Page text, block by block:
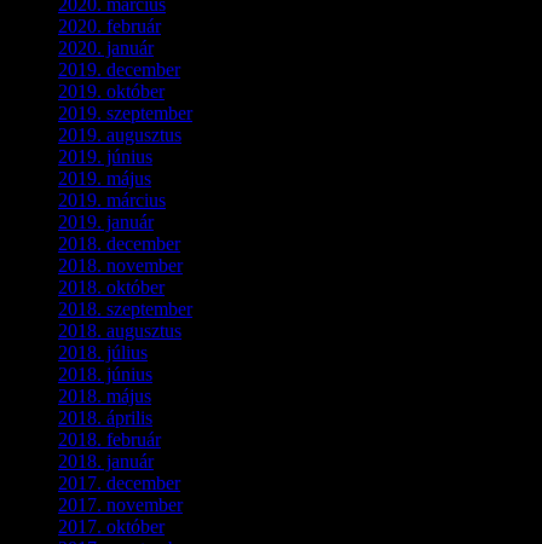
2020. február(6)
2020. január(1)
2019. december(4)
2019. október(3)
2019. szeptember(2)
2019. augusztus
2019. június
2019. május
2019. március
2019. január(1)
2018. december(3)
2018. november(1)
2018. október(1)
2018. szeptember(1)
2018. augusztus
2018. július
2018. június
2018. május
2018. április
2018. február(2)
2018. január(2)
2017. december(4)
2017. november(3)
2017. október(4)